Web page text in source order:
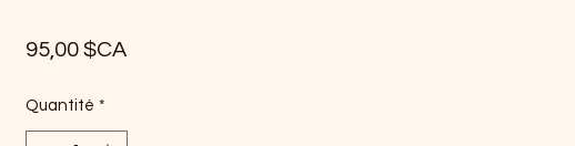
95,00 $CAPrix
Quantité *